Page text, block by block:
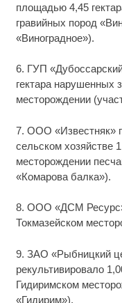
площадью 4,45
гравийных пород
«Виноградное»).
6. ГУП
гектара нарушенных
месторождении
7. ООО «Известняк»
сельском хозяйстве
месторождении
«Комарова балка»).
8. ООО «ДСМ Ресурс»
Токмазейском
9. ЗАО «Рыбницкий
рекультивировало
Гидиримском
«Гидирим»).